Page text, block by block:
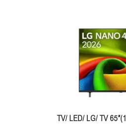
TV/ LED/ LG/ TV